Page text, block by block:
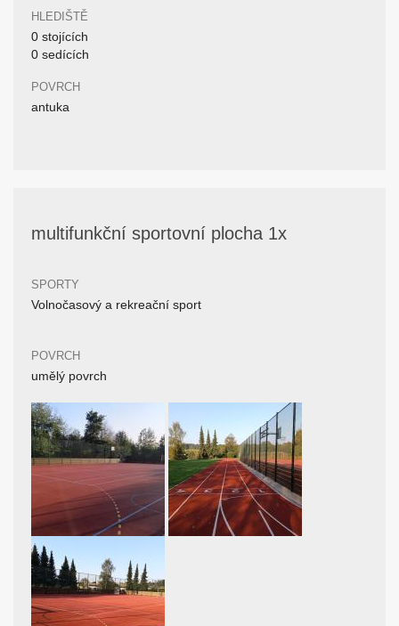
HLEDIŠTĚ
0 stojících
0 sedících
POVRCH
antuka
multifunkční sportovní plocha 1x
SPORTY
Volnočasový a rekreační sport
POVRCH
umělý povrch